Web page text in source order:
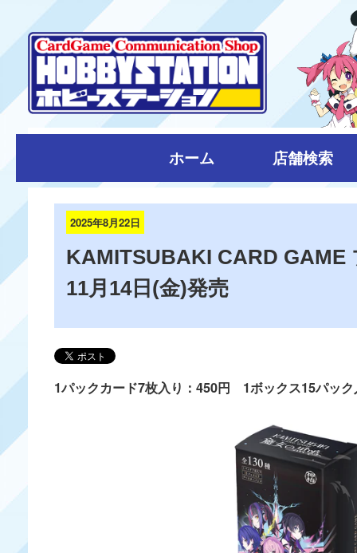
ホーム 店舗検索
2025年8月22日
KAMITSUBAKI CARD GAME
11月14日(金)発売
1パックカード7枚入り：450円 1ボックス15パッ